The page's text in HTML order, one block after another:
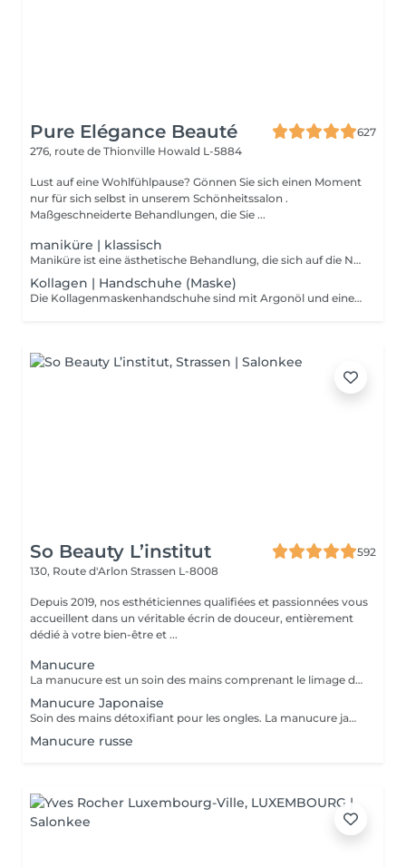
Pure Elégance Beauté
627
276, route de Thionville Howald L-5884
Lust auf eine Wohlfühlpause? Gönnen Sie sich einen Moment
nur für sich selbst in unserem Schönheitssalon .
Maßgeschneiderte Behandlungen, die Sie ...
maniküre | klassisch
Maniküre ist eine ästhetische Behandlung, die sich auf die Nägel konzentriert. Die Kosmetikerin wird Ihre Finger zu Beginn der Maniküre in einer Schüssel mit heißem Wasser einweichen Die Maniküre ermöglicht es, die Nägel zu stärken, von kleinen abgestorbenen Hautschüppchen, die sie umgeben, zu befreien und gepflegte Hände zu zeigen. Beschränkt sich auf das Zurückschieben der Nagelhaut, Feilen und Polieren der Nägel und begleitend mit einer Massage der Hände am Ende der Maniküre und evtl
Kollagen | Handschuhe (Maske)
Die Kollagenmaskenhandschuhe sind mit Argonöl und einer kollagenreichen Emulsion vorimprägniert, um die Haut zu durchdringen und mit Feuchtigkeit zu versorgen.
So Beauty L’institut
592
130, Route d'Arlon Strassen L-8008
Depuis 2019, nos esthéticiennes qualifiées et passionnées vous
accueillent dans un véritable écrin de douceur, entièrement
dédié à votre bien-être et ...
Manucure
La manucure est un soin des mains comprenant le limage des ongles, la pousse et la coupe des cuticules, gommage, massage avec crème de soin et application d'un vernis transparent si désiré.
Manucure Japonaise
Soin des mains détoxifiant pour les ongles. La manucure japonaise consiste à polir et nettoyer les ongles en profondeur pour ensuite les nourrir avec une pâte à base de cire d'abeille qui va oxygéner l'ongle. L'ongle ressort brillant naturellement et pour une durée de 3 semaines. Comprend le limage des ongles, la pousse et la coupe des cuticules, polissage, application de la pâte à base de cire d'abeille et de la poudre fixante, gommage, massage avec crème de soin et application d'un vernis transparent si désiré.
Manucure russe